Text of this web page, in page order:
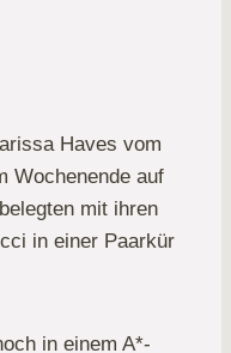
Haves vom
Wochenende auf
mit ihren
in einer Paarkür
in einem A*-